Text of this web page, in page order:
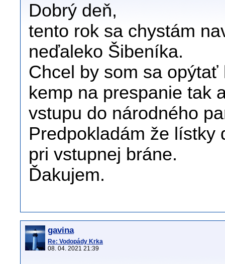
Dobrý deň,
tento rok sa chystám
neďaleko Šibeníka.
Chcel by som sa
kemp na prespanie tak
vstupu do národného
Predpokladám že lístky
pri vstupnej bráne.
Ďakujem.
gavina
Re: Vodopády Krka
08. 04. 2021 21:39